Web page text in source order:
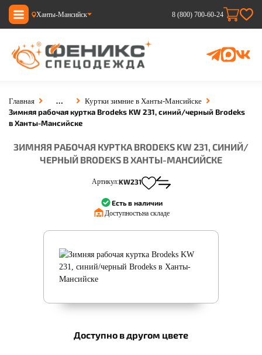
Ханты-Мансийск 8 (800) 700-60-24
Главная … Куртки зимние в Ханты-Мансийске
Зимняя рабочая куртка Brodeks KW 231, синий/черный Brodeks
в Ханты-Мансийске
ЗИМНЯЯ РАБОЧАЯ КУРТКА BRODEKS KW 231, СИНИЙ/
ЧЕРНЫЙ BRODEKS В ХАНТЫ-МАНСИЙСКЕ
Артикул:KW231
Есть в наличии
Доступность:на складе
Доступно в другом цвете